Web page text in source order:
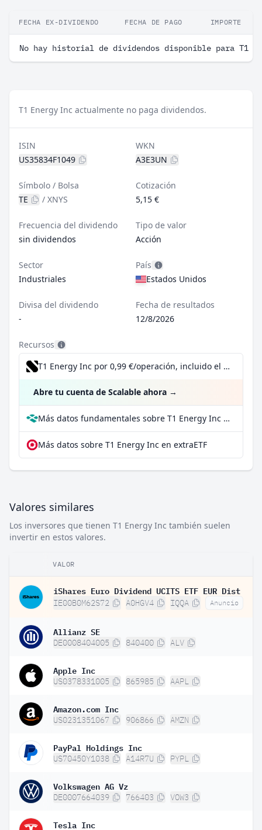
FECHA EX-DIVIDENDO FECHA DE PAGO IMPORTE
No hay historial de dividendos disponible para T1
T1 Energy Inc actualmente no paga dividendos.
ISIN
US35834F1049
WKN
A3E3UN
Símbolo / Bolsa
TE
/ XNYS
Cotización
5,15 €
Frecuencia del dividendo
sin dividendos
Tipo de valor
Acción
Sector
Industriales
País
Estados Unidos
Divisa del dividendo
-
Fecha de resultados
12/8/2026
Recursos
T1 Energy Inc por 0,99 €/operación, incluido el Dividend Reinvestment Plan
Abre tu cuenta de Scalable ahora →
Más datos fundamentales sobre T1 Energy Inc en Parqet
Más datos sobre T1 Energy Inc en extraETF
Valores similares
Los inversores que tienen T1 Energy Inc también suelen
invertir en estos valores.
VALOR
iShares Euro Dividend UCITS ETF EUR Dist
IE00B0M62S72 A0HGV4 IQQA Anuncio
Allianz SE
DE0008404005 840400 ALV
Apple Inc
US0378331005 865985 AAPL
Amazon.com Inc
US0231351067 906866 AMZN
PayPal Holdings Inc
US70450Y1038 A14R7U PYPL
Volkswagen AG Vz
DE0007664039 766403 VOW3
Tesla Inc